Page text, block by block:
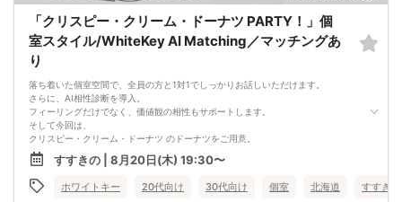
「クリスピー・クリーム・ドーナツ PARTY！」個
室スタイル/WhiteKey AI Matching／マッチングあ
り
落ち着いた個室空間で、全員の方と1対1でしっかりお話しいただけます。
さらに、AI相性診断を導入。
フィーリングだけでなく、価値観の相性もサポートします。
そして今回は、
クリスピー・クリーム・ドーナツ のドーナツをご用意。
甘いスイーツが緊張をほぐし、自然な笑顔を引き出してくれます♪
「そろそろ真剣に出会いたい」
「でも堅すぎる雰囲気は少し苦手…」
そんな方にぴったりの、“ご褒美時間”のようなイベントとなっております。
すすきの | 8月20日(木) 19:30〜
ホワイトキー 20代向け 30代向け 個室 北海道 すすきの